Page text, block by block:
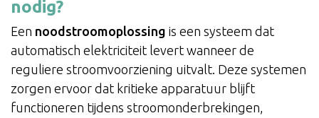
nodig?
Een noodstroomoplossing is een systeem dat
automatisch elektriciteit levert wanneer de
reguliere stroomvoorziening uitvalt. Deze systemen
zorgen ervoor dat kritieke apparatuur blijft
functioneren tijdens stroomonderbrekingen,